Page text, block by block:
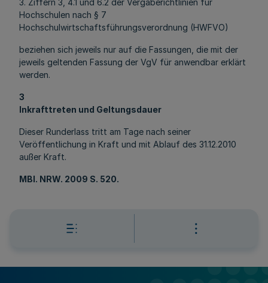
3. Ziffern 3, 4.1 und 6.2 der Vergaberichtlinien für
Hochschulen nach § 7
Hochschulwirtschaftsführungsverordnung (HWFVO)
beziehen sich jeweils nur auf die Fassungen, die mit der
jeweils geltenden Fassung der VgV für anwendbar erklärt
werden.
3
Inkrafttreten und Geltungsdauer
Dieser Runderlass tritt am Tage nach seiner
Veröffentlichung in Kraft und mit Ablauf des 31.12.2010
außer Kraft.
MBl. NRW. 2009 S. 520.